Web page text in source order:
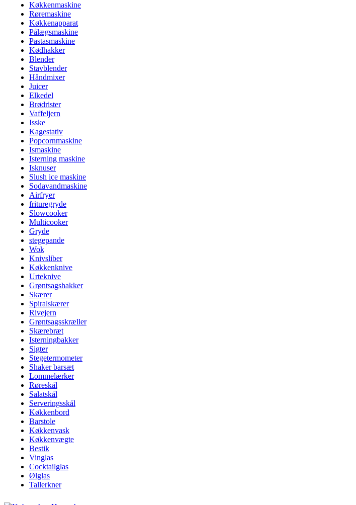
Køkkenmaskine
Røremaskine
Køkkenapparat
Pålægsmaskine
Pastasmaskine
Kødhakker
Blender
Stavblender
Håndmixer
Juicer
Elkedel
Brødrister
Vaffeljern
Isske
Kagestativ
Popcornmaskine
Ismaskine
Isterning maskine
Isknuser
Slush ice maskine
Sodavandmaskine
Airfryer
frituregryde
Slowcooker
Multicooker
Gryde
stegepande
Wok
Knivsliber
Køkkenknive
Urteknive
Grøntsagshakker
Skærer
Spiralskærer
Rivejern
Grøntsagsskræller
Skærebræt
Isterningbakker
Sigter
Stegetermometer
Shaker barsæt
Lommelærker
Røreskål
Salatskål
Serveringsskål
Køkkenbord
Barstole
Køkkenvask
Køkkenvægte
Bestik
Vinglas
Cocktailglas
Ølglas
Tallerkner